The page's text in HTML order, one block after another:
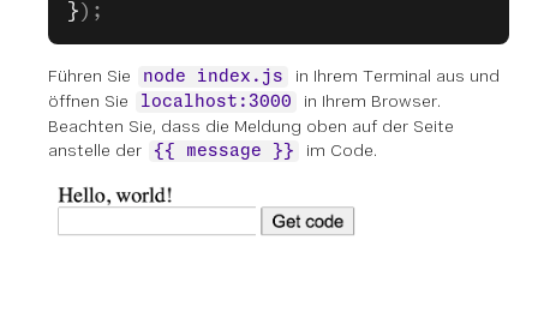
} );
Führen Sie node index.js
in Ihrem Terminal aus und
öffnen Sie
localhost:3000
in Ihrem Browser.
Beachten Sie, dass die Meldung oben auf der Seite
anstelle der
{{ message }} im Code.